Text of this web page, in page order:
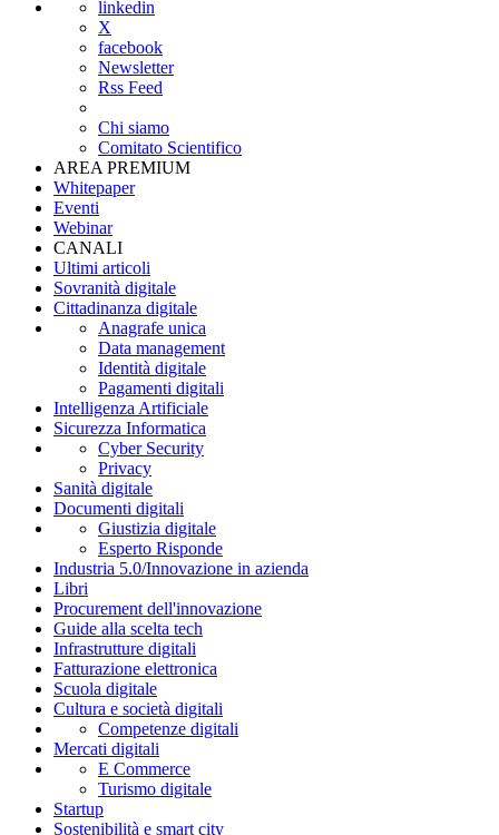
Seguici
linkedin
X
facebook
Rss Feed
Chi siamo
Comitato Scientifico
AREA PREMIUM
Whitepaper
Eventi
Webinar
CANALI
Ultimi articoli
Sovranità digitale
Cittadinanza digitale
Anagrafe unica
Data management
Identità digitale
Pagamenti digitali
Intelligenza Artificiale
Sicurezza Informatica
Cyber Security
Privacy
Sanità digitale
Documenti digitali
Giustizia digitale
Industria 5.0/Innovazione in azienda
Libri
Procurement dell'innovazione
Guide alla scelta tech
Infrastrutture digitali
Fatturazione elettronica
Scuola digitale
Cultura e società digitali
Competenze digitali
Mercati digitali
E Commerce
Turismo digitale